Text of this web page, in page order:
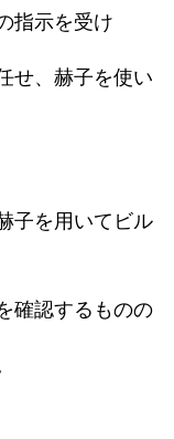
指示を受け
せ、赫子を使い
子を用いてビル
確認するものの